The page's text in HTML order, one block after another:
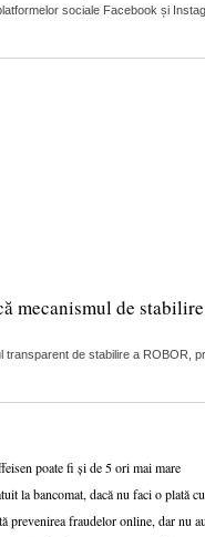
sociale Facebook și
mecanismul de
de stabilire a ROBOR,
poate fi și de 5 ori mai mare
la bancomat, dacă nu faci o plată
prevenirea fraudelor online, dar nu